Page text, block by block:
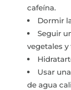
cafeína.
Dormir
Seguir
vegetales y
Usar
de agua